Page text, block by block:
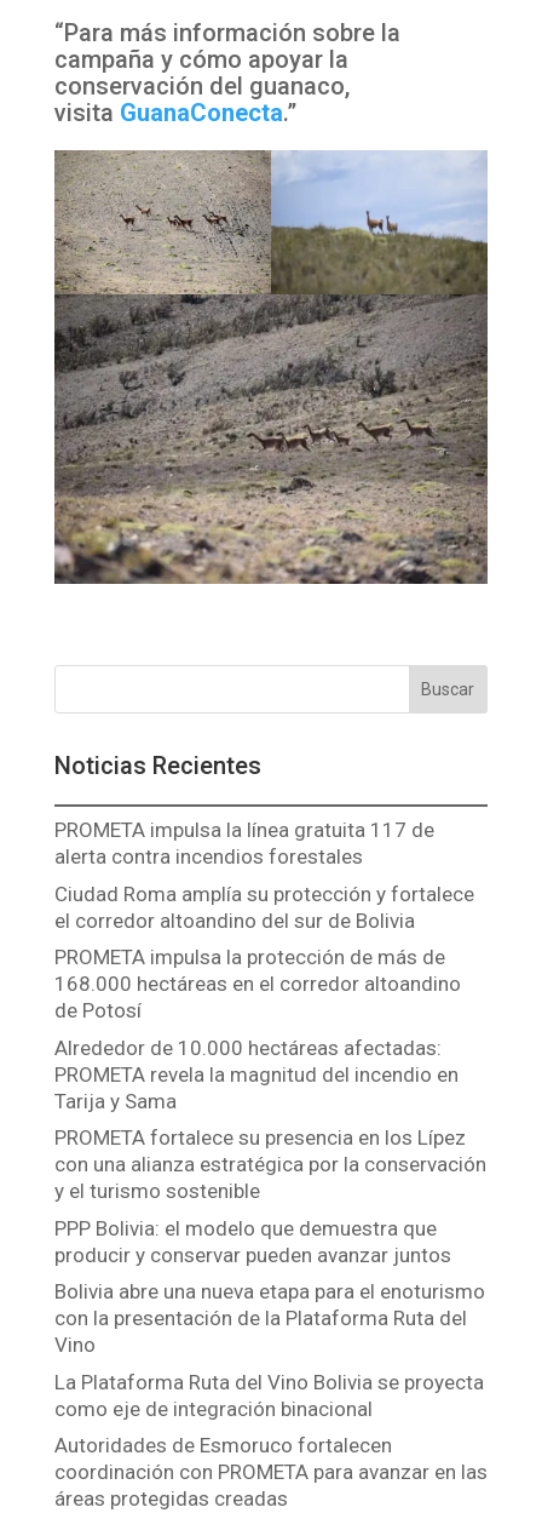
“Para más información sobre la
campaña y cómo apoyar la
conservación del guanaco,
visita GuanaConecta.”
Buscar
Noticias Recientes
PROMETA impulsa la línea gratuita 117 de
alerta contra incendios forestales
Ciudad Roma amplía su protección y fortalece
el corredor altoandino del sur de Bolivia
PROMETA impulsa la protección de más de
168.000 hectáreas en el corredor altoandino
de Potosí
Alrededor de 10.000 hectáreas afectadas:
PROMETA revela la magnitud del incendio en
Tarija y Sama
PROMETA fortalece su presencia en los Lípez
con una alianza estratégica por la conservación
y el turismo sostenible
PPP Bolivia: el modelo que demuestra que
producir y conservar pueden avanzar juntos
Bolivia abre una nueva etapa para el enoturismo
con la presentación de la Plataforma Ruta del
Vino
La Plataforma Ruta del Vino Bolivia se proyecta
como eje de integración binacional
Autoridades de Esmoruco fortalecen
coordinación con PROMETA para avanzar en las
áreas protegidas creadas